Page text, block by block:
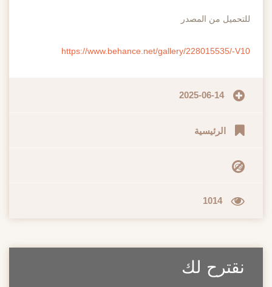
للتحميل من المصدر
https://www.behance.net/gallery/228015535/-V10
2025-06-14
الرئيسية
1014
نقترح لك